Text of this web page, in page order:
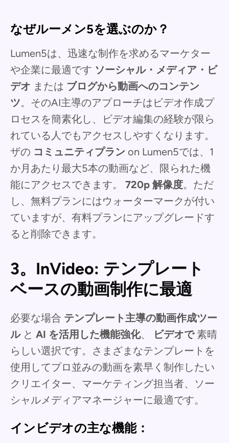
なぜルーメン5を選ぶのか？
Lumen5は、迅速な制作を求めるマーケター
や企業に最適です ソーシャル・メディア・ビ
デオ または ブログから動画へのコンテン
ツ。そのAI主導のアプローチはビデオ作成プ
ロセスを簡素化し、ビデオ編集の経験が限ら
れている人でもアクセスしやすくなります。
ザの コミュニティプラン on Lumen5では、1
か月あたり最大5本の動画など、限られた機
能にアクセスできます。 720p 解像度。ただ
し、無料プランにはウォーターマークが付い
ていますが、有料プランにアップグレードす
ると削除できます。
3。InVideo: テンプレート
ベースの動画制作に最適
必要な場合 テンプレート主導の動画作成ツー
ルと AI を活用した機能強化、 ビデオで素晴
らしい選択です。さまざまなテンプレートを
使用してプロ並みの動画を素早く制作したい
クリエイター、マーケティング担当者、ソー
シャルメディアマネージャーに最適です。
インビデオの主な機能：